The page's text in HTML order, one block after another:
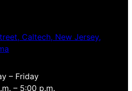
Caltech, New Jersey,
– Friday
– 5:00 p.m.